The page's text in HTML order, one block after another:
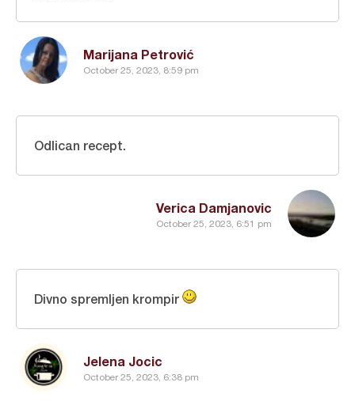
Marijana Petrović
October 25, 2023, 8:59 pm
Verica Damjanovic
October 25, 2023, 6:51 pm
Odlican recept.
Jelena Jocic
October 25, 2023, 6:38 pm
Divno spremljen krompir